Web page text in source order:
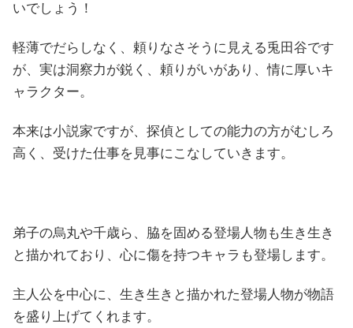
いでしょう！
軽薄でだらしなく、頼りなさそうに見える兎田谷です
が、実は洞察力が鋭く、頼りがいがあり、情に厚いキ
ャラクター。
本来は小説家ですが、探偵としての能力の方がむしろ
高く、受けた仕事を見事にこなしていきます。
弟子の烏丸や千歳ら、脇を固める登場人物も生き生き
と描かれており、心に傷を持つキャラも登場します。
主人公を中心に、生き生きと描かれた登場人物が物語
を盛り上げてくれます。